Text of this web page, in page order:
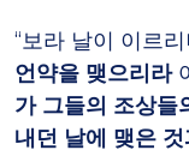
“보라 날이 이르리
언약을 맺으리라
가 그들의 조상들
내던 날에 맺은